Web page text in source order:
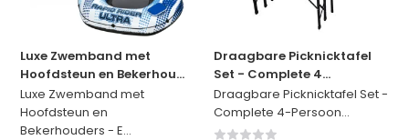
Luxe Zwemband met
Hoofdsteun en Bekerhou...
Luxe Zwemband met
Hoofdsteun en
Bekerhouders - E...
Draagbare Picknicktafel
Set - Complete 4...
Draagbare Picknicktafel Set -
Complete 4-Persoon...